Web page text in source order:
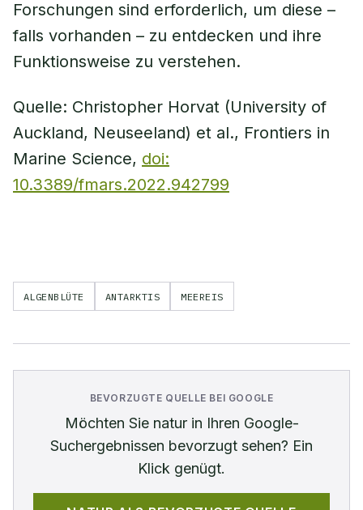
Forschungen sind erforderlich, um diese –
falls vorhanden – zu entdecken und ihre
Funktionsweise zu verstehen.
Quelle: Christopher Horvat (University of
Auckland, Neuseeland) et al., Frontiers in
Marine Science, doi:
10.3389/fmars.2022.942799
ALGENBLÜTE ANTARKTIS MEEREIS
BEVORZUGTE QUELLE BEI GOOGLE
Möchten Sie naturin Ihren Google-
Suchergebnissen bevorzugt sehen? Ein
Klick genügt.